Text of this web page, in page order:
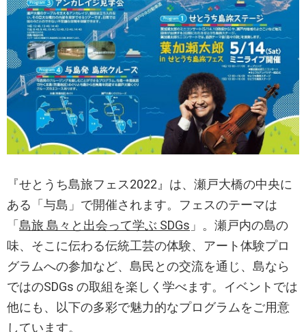
『せとうち島旅フェス2022』は、瀬戸大橋の中央に
ある「与島」で開催されます。フェスのテーマは
「 島旅 島々と出会って学ぶ SDGs 」。瀬戸内の島の
味、そこに伝わる伝統工芸の体験、アート体験プロ
グラムへの参加など、島民との交流を通じ、島なら
ではのSDGs の取組を楽しく学べます。イベントでは
他にも、以下の多彩で魅力的なプログラムをご用意
しています。